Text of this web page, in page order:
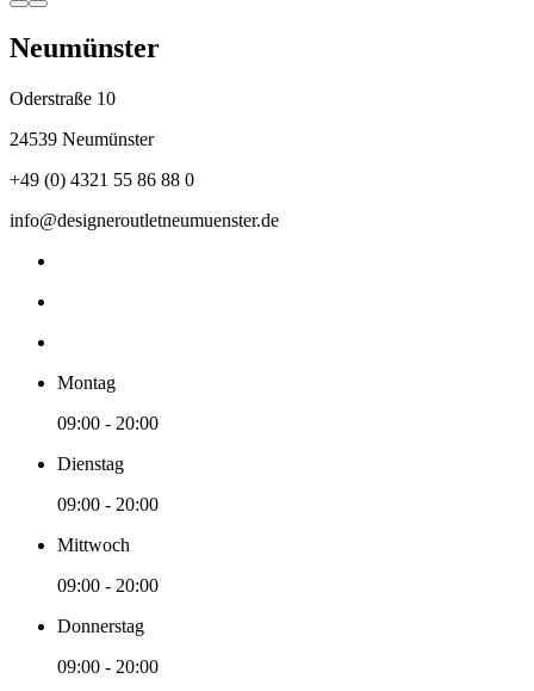
Neumünster
Oderstraße 10
24539 Neumünster
+49 (0) 4321 55 86 88 0
info@designeroutletneumuenster.de
Montag
09:00 - 20:00
Dienstag
09:00 - 20:00
Mittwoch
09:00 - 20:00
Donnerstag
09:00 - 20:00